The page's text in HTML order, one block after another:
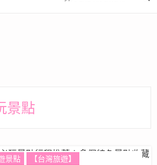
景點
景點 【台灣旅遊】